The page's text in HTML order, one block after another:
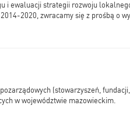
i ewaluacji strategii rozwoju
2020, zwracamy się z prośbą o
(stowarzyszeń, fundacji,
w województwie mazowieckim.